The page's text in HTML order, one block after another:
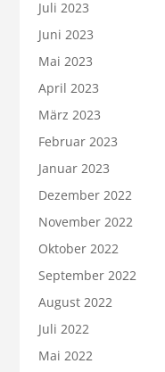
Juli 2023
Juni 2023
Mai 2023
April 2023
März 2023
Februar 2023
Januar 2023
Dezember 2022
November 2022
Oktober 2022
September 2022
August 2022
Juli 2022
Mai 2022